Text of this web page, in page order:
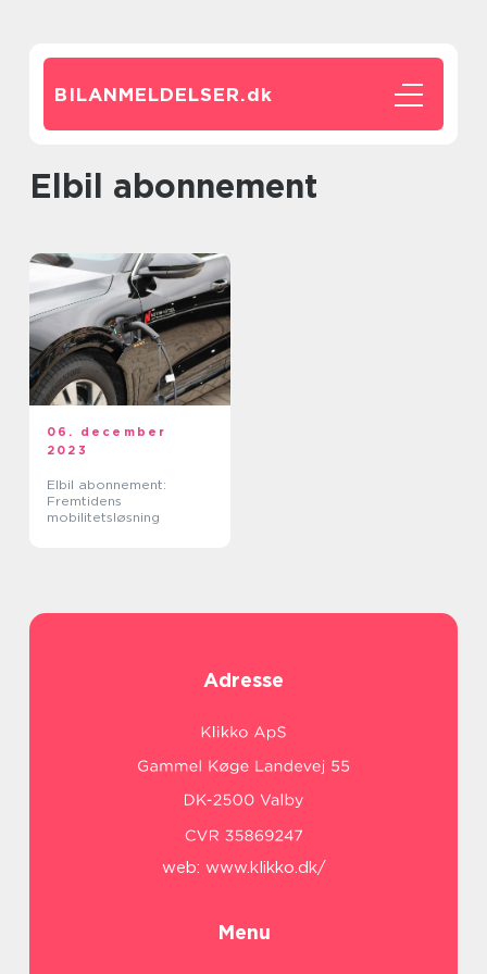
BILANMELDELSER.dk
elbil abonnement
06. december
2023
Elbil abonnement:
Fremtidens
mobilitetsløsning
Adresse
web: www.klikko.dk/
Menu